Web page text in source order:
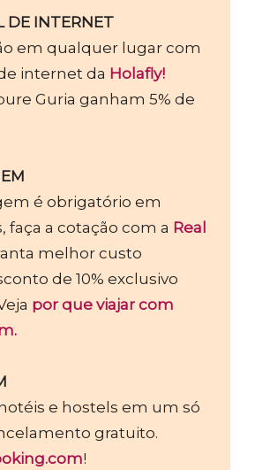
DE INTERNET
em qualquer lugar com
internet da Holafly!
Guria ganham 5% de
é obrigatório em
faça a cotação com a Real
melhor custo
de 10% exclusivo
por que viajar com
e hostels em um só
gratuito.
!